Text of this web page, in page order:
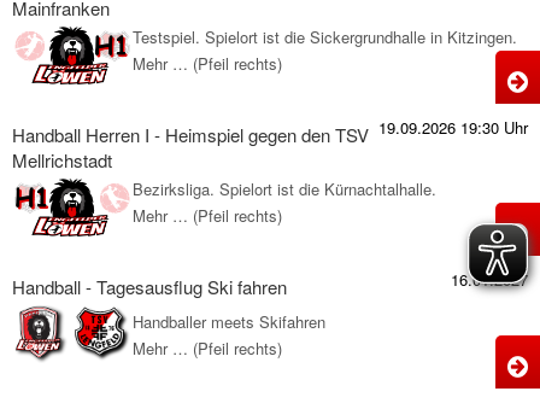
Mainfranken
Testspiel. Spielort ist die Sickergrundhalle in Kitzingen.
Mehr … (Pfeil rechts)
19.09.2026 19:30 Uhr
Handball Herren I - Heimspiel gegen den TSV
Mellrichstadt
Bezirksliga. Spielort ist die Kürnachtalhalle.
Mehr … (Pfeil rechts)
-
16.01.2027
Handball - Tagesausflug Ski fahren
Handballer meets Skifahren
Mehr … (Pfeil rechts)